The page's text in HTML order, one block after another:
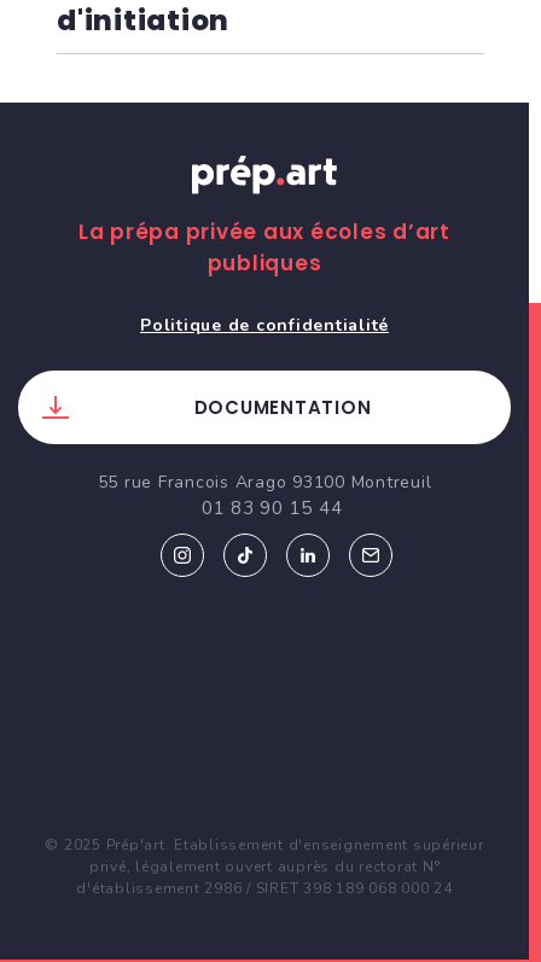
d'initiation
La prépa privée aux écoles d’art
publiques
Politique de confidentialité
DOCUMENTATION
55 rue Francois Arago 93100 Montreuil
01 83 90 15 44
© 2025 Prép'art. Etablissement d'enseignement supérieur
privé, légalement ouvert auprès du rectorat N°
d'établissement 2986 / SIRET 398 189 068 000 24